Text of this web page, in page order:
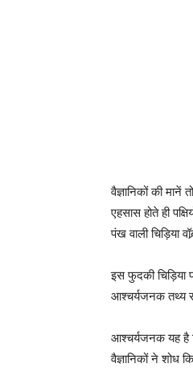
वैज्ञानिकों की
एहसास होते ही
पंख वाली चिड़िया
इस फुदकी चिड़िया
आश्चर्यजनक तथ्य
आश्चर्यजनक यह है
वैज्ञानिकों ने शोध